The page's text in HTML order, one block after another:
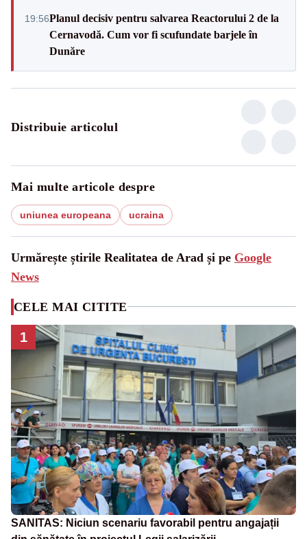
19:56Planul decisiv pentru salvarea Reactorului 2 de la
Cernavodă. Cum vor fi scufundate barjele în
Dunăre
Distribuie articolul
Mai multe articole despre
uniunea europeana ucraina
Urmărește știrile Realitatea de Arad și pe Google
News
CELE MAI CITITE
1
SANITAS: Niciun scenariu favorabil pentru angajații